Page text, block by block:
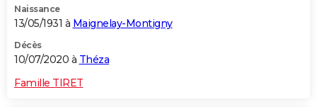
Naissance
13/05/1931 à Maignelay-Montigny
Décès
10/07/2020 à Théza
Famille TIRET